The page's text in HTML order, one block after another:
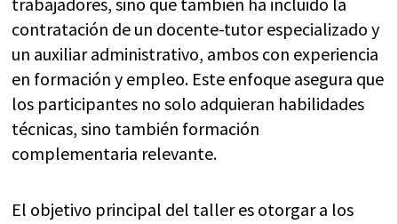
contratación de un docente-tutor especializado y
un auxiliar administrativo, ambos con experiencia
en formación y empleo. Este enfoque asegura que
los participantes no solo adquieran habilidades
técnicas, sino también formación
complementaria relevante.
El objetivo principal del taller es otorgar a los